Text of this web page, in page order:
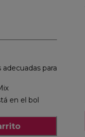
para
en el bol